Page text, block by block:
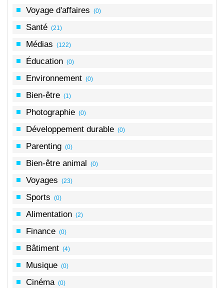
Voyage d'affaires (0)
Santé (21)
Médias (122)
Éducation (0)
Environnement (0)
Bien-être (1)
Photographie (0)
Développement durable (0)
Parenting (0)
Bien-être animal (0)
Voyages (23)
Sports (0)
Alimentation (2)
Finance (0)
Bâtiment (4)
Musique (0)
Cinéma (0)